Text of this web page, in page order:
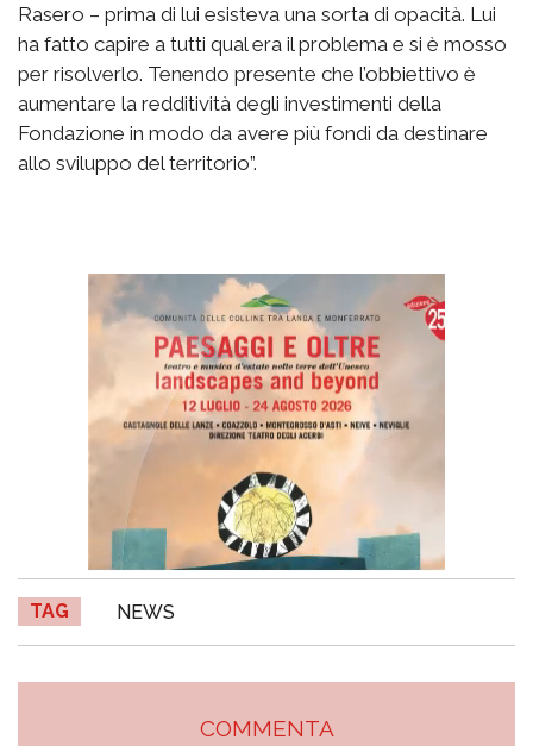
Rasero – prima di lui esisteva una sorta di opacità. Lui
ha fatto capire a tutti qual era il problema e si è mosso
per risolverlo. Tenendo presente che l’obbiettivo è
aumentare la redditività degli investimenti della
Fondazione in modo da avere più fondi da destinare
allo sviluppo del territorio”.
TAG NEWS
COMMENTA